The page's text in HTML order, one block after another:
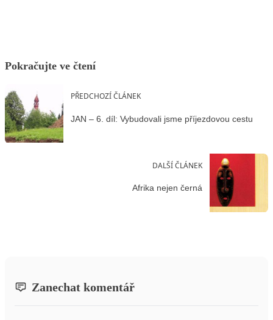
Pokračujte ve čtení
PŘEDCHOZÍ ČLÁNEK
JAN – 6. díl: Vybudovali jsme příjezdovou cestu
DALŠÍ ČLÁNEK
Afrika nejen černá
Zanechat komentář